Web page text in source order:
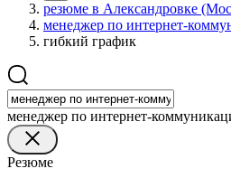
резюме в Александровке
менеджер по интернет-
гибкий график
менеджер по интернет-
Резюме